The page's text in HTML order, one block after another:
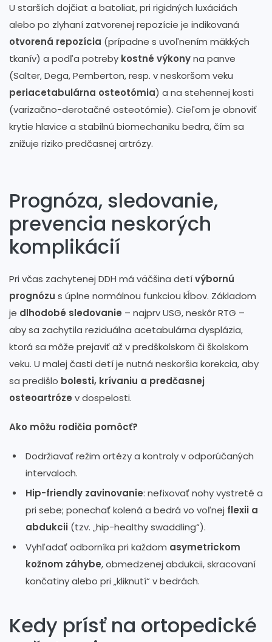
U starších dojčiat a batoliat, pri rigidných luxáciách
alebo po zlyhaní zatvorenej repozície je indikovaná
otvorená repozícia (prípadne s uvoľnením mäkkých
tkanív) a podľa potreby kostné výkonyna panve
(Salter, Dega, Pemberton, resp. v neskoršom veku
periacetabulárna osteotómia) a na stehennej kosti
(varizačno-derotačné osteotómie). Cieľom je obnoviť
krytie hlavice a stabilnú biomechaniku bedra, čím sa
znižuje riziko predčasnej artrózy.
Prognóza, sledovanie,
prevencia neskorých
komplikácií
Pri včas zachytenej DDH má väčšina detívýbornú
prognózu s úplne normálnou funkciou kĺbov. Základom
je dlhodobé sledovanie – najprv USG, neskôr RTG –
aby sa zachytila reziduálna acetabulárna dysplázia,
ktorá sa môže prejaviť až v predškolskom či školskom
veku. U malej časti detí je nutná neskoršia korekcia, aby
sa predišlo bolesti, krívaniu a predčasnej
osteoartróze v dospelosti.
Ako môžu rodičia pomôcť?
Dodržiavať režim ortézy a kontroly v odporúčaných
intervaloch.
Hip-friendly zavinovanie: nefixovať nohy vystreté a
pri sebe; ponechať kolená a bedrá vo voľnej flexii a
abdukcii (tzv. „hip-healthy swaddling“).
Vyhľadať odborníka pri každom asymetrickom
kožnom záhybe, obmedzenej abdukcii, skracovaní
končatiny alebo pri „kliknutí“ v bedrách.
Kedy prísť na ortopedické